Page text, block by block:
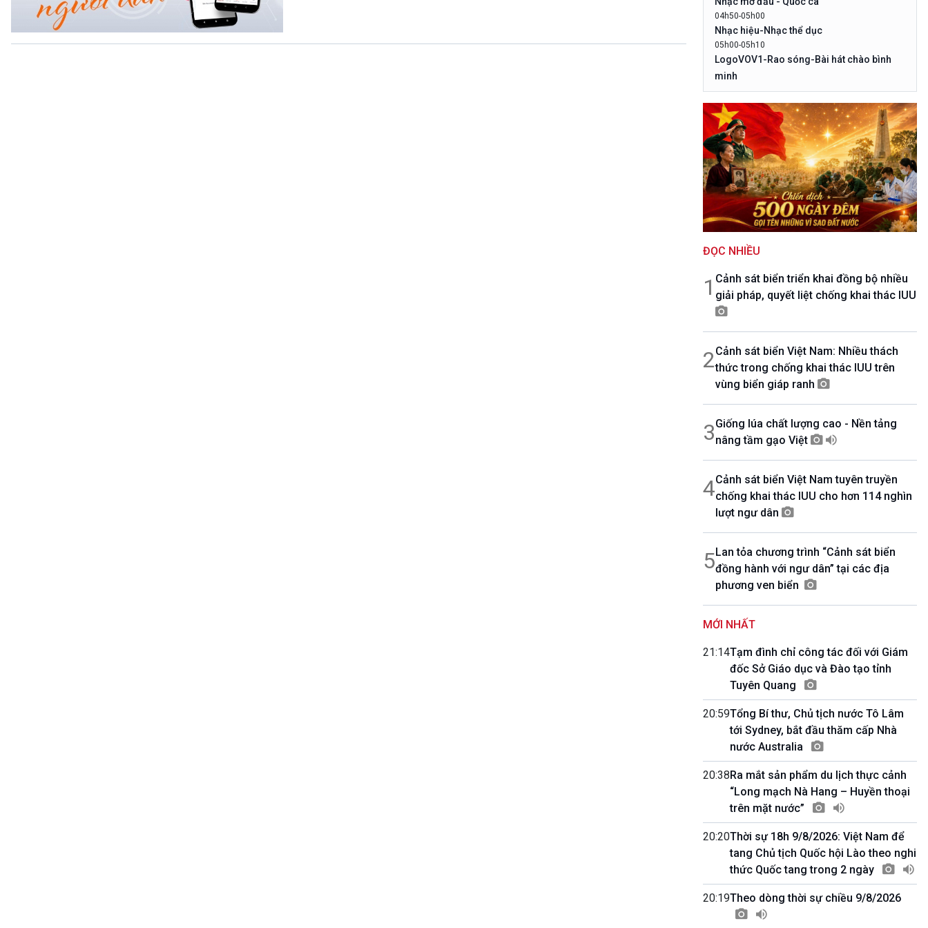
360 độ Sức khỏe
Chuyển đổi Xanh
Kết nối công nghệ
Sống chung với biến đổi
10 phút Sự kiện - Luận bàn
Câu chuyện thời sự
Dòng chảy sự kiện
Đối thoại
Chuyện đêm
04h50-05h00
Nhạc hiệu-Nhạc thể dục
05h00-05h10
LogoVOV1-Rao sóng-Bài hát chào bình
minh
05h10-05h20
Bản tin đầu ngày-Thời tiết
05h20-05h50
Mùa vàng (Chuyên đề cuối tuần)
05h50-05h59
Quảng cáo-Nhạc top
05h59-06h00
Báo giờ
06h00-06h28
Thời sự sáng (trực tiếp)
Quảng cáo
Quân đội nhân dân
07h00-08h00
Theo dòng thời sự
08h30-09h00
Thể thao 7 ngày (v2)
09h00-09h15
Diễn đàn chủ nhật
10h00-10h30
10h30-10h55
360 độ sức khỏe
10h55-11h00
Bản tin thể thao
11h05-11h50
Khởi nghiệp
11h59-12h00
12h00-12h57
Thời sự trưa (trực tiếp)
12h57-13h00
Quảng cáo
13h00-13h15
Kết nối công nghệ (phát lại Thứ Bẩy)
13h15-13h45
Chân dung cuộc sống (phát lại Thứ Sáu)
13h45-14h00
Người Việt ở nước ngoài với quê hương
(phát lại Thứ Bẩy)
Bản tin thời sự (VH-XH quốc tế)
14h05-14h50
Diễn đàn Chủ nhật (phát lại)
14h50-15h00
Câu chuyện quốc tế
15h00-15h15
Bản tin thời sự tổng hợp
ĐỌC NHIỀU
1 Cảnh sát biển triển khai đồng bộ nhiều
giải pháp, quyết liệt chống khai thác IUU
2Cảnh sát biển Việt Nam: Nhiều thách
thức trong chống khai thác IUU trên
vùng biển giáp ranh
3Giống lúa chất lượng cao - Nền tảng
nâng tầm gạo Việt
4Cảnh sát biển Việt Nam tuyên truyền
chống khai thác IUU cho hơn 114 nghìn
lượt ngư dân
5Lan tỏa chương trình “Cảnh sát biển
đồng hành với ngư dân” tại các địa
phương ven biển
MỚI NHẤT
21:14Tạm đình chỉ công tác đối với Giám
đốc Sở Giáo dục và Đào tạo tỉnh
Tuyên Quang
20:59Tổng Bí thư, Chủ tịch nước Tô Lâm
tới Sydney, bắt đầu thăm cấp Nhà
nước Australia
20:38Ra mắt sản phẩm du lịch thực cảnh
“Long mạch Nà Hang – Huyền thoại
trên mặt nước”
20:20Thời sự 18h 9/8/2026: Việt Nam để
tang Chủ tịch Quốc hội Lào theo nghi
thức Quốc tang trong 2 ngày
20:19Theo dòng thời sự chiều 9/8/2026